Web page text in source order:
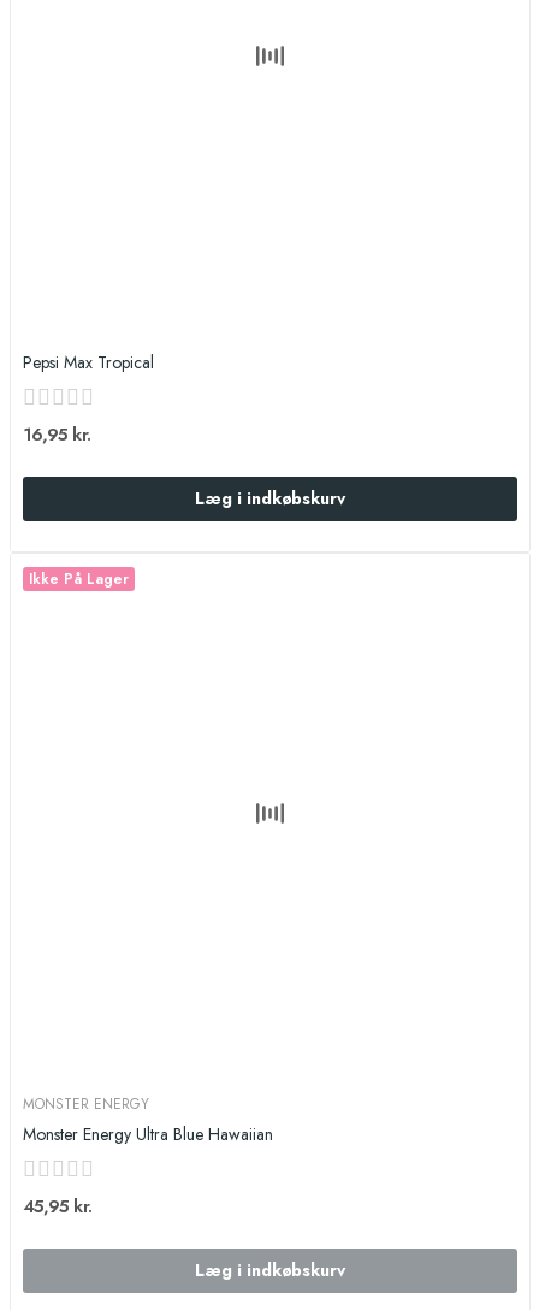
Pepsi Max Tropical
16,95 kr.
Læg i indkøbskurv
Ikke På Lager
MONSTER ENERGY
Monster Energy Ultra Blue Hawaiian
45,95 kr.
Læg i indkøbskurv